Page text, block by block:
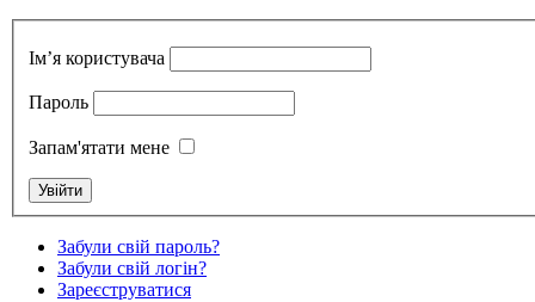
Ім’я користувача
Пароль
Запам'ятати мене
Забули свій пароль?
Забули свій логін?
Зареєструватися